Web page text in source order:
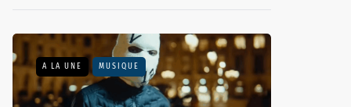
A LA UNE MUSIQUE